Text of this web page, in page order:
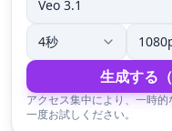
生成する
アクセス集中により、一時
一度お試しください。